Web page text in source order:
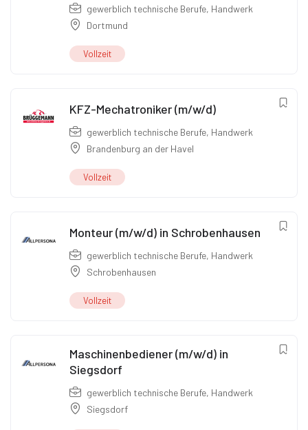
gewerblich technische Berufe, Handwerk
Dortmund
Vollzeit
KFZ-Mechatroniker (m/w/d)
gewerblich technische Berufe, Handwerk
Brandenburg an der Havel
Vollzeit
Monteur (m/w/d) in Schrobenhausen
gewerblich technische Berufe, Handwerk
Schrobenhausen
Vollzeit
Maschinenbediener (m/w/d) in
Siegsdorf
gewerblich technische Berufe, Handwerk
Siegsdorf